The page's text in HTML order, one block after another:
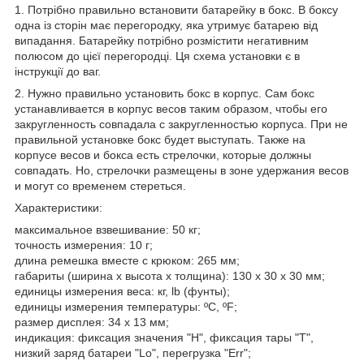
1. Потрібно правильно встановити батарейку в бокс. В боксу
одна із сторін має перегородку, яка утримує батарею від
випадання. Батарейку потрібно розмістити негативним
полюсом до цієї перегородці. Ця схема установки є в
інструкції до ваг.
2. Нужно правильно установить бокс в корпус. Сам бокс
устанавливается в корпус весов таким образом, чтобы его
закругленность совпадала с закругленностью корпуса. При не
правильной установке бокс будет выступать. Также на
корпусе весов и бокса есть стрелочки, которые должны
совпадать. Но, стрелочки размещены в зоне удержания весов
и могут со временем стереться.
Характеристики:
максимальное взвешивание: 50 кг;
точность измерения: 10 г;
длина ремешка вместе с крюком: 265 мм;
габариты (ширина x высота x толщина): 130 x 30 x 30 мм;
единицы измерения веса: кг, lb (фунты);
единицы измерения температуры: ºC, ºF;
размер дисплея: 34 x 13 мм;
индикация: фиксация значения "H", фиксация тары "T",
низкий заряд батареи "Lo", перегрузка "Err";